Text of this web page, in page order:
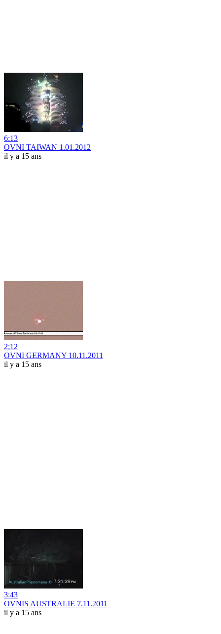
6:13
OVNI TAIWAN 1.01.2012
il y a 15 ans
2:12
OVNI GERMANY 10.11.2011
il y a 15 ans
3:43
OVNIS AUSTRALIE 7.11.2011
il y a 15 ans